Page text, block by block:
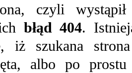
czyli
błąd 404.
iż szukana
albo po prostu